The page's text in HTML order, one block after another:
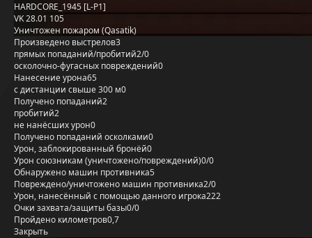
HARDCORE_1945 [L-P1]
VK 28.01 105
Уничтожен пожаром (Qasatik)
Произведено выстрелов3
прямых попаданий/пробитий2/0
осколочно-фугасных повреждений0
Нанесение урона65
с дистанции свыше 300 м0
Получено попаданий2
пробитий2
не нанёсших урон0
Получено попаданий осколками0
Урон, заблокированный бронёй0
Урон союзникам (уничтожено/повреждений)0/0
Обнаружено машин противника5
Повреждено/уничтожено машин противника2/0
Урон, нанесённый с помощью данного игрока222
Очки захвата/защиты базы0/0
Пройдено километров0,7
Закрыть